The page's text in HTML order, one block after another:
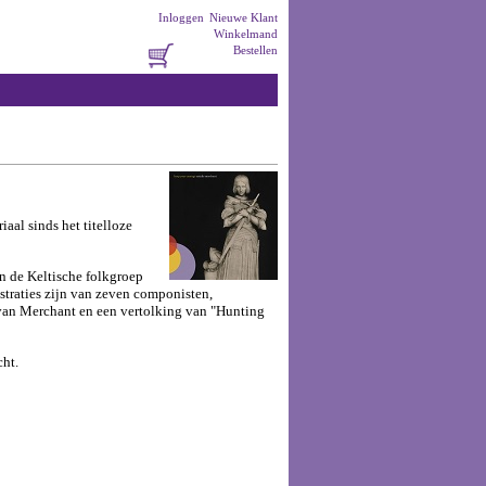
Nieuwe Klant
Inloggen
Winkelmand
Bestellen
sinds het titelloze
de Keltische folkgroep
zijn van zeven componisten,
Merchant en een vertolking van "Hunting